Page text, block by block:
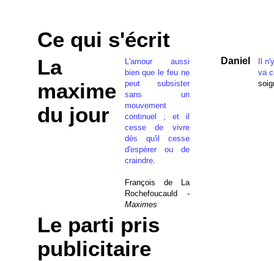
Ce qui s'écrit
La
maxime
du jour
L'amour aussi
bien que le feu ne
peut subsister
sans un
mouvement
continuel ; et il
cesse de vivre
dès qu'il cesse
d'espérer ou de
craindre.
François de La
Rochefoucauld -
Maximes
Daniel
Il
va
Le parti pris
publicitaire